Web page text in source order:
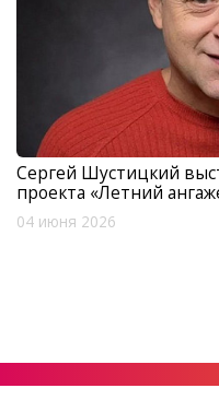
Сергей Шустицкий
проекта «Летний
04 июня 2026